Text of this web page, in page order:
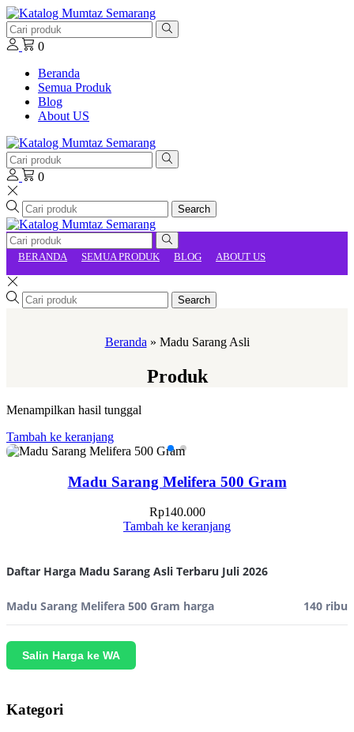
0
Beranda
Semua Produk
Blog
About US
0
Search
BERANDA SEMUA PRODUK BLOG ABOUT US
Search
Beranda » Madu Sarang Asli
Produk
Menampilkan hasil tunggal
Tambah ke keranjang
Madu Sarang Melifera 500 Gram
Rp140.000
Tambah ke keranjang
Daftar Harga Madu Sarang Asli Terbaru Juli 2026
Madu Sarang Melifera 500 Gram harga 140 ribu
Salin Harga ke WA
Kategori